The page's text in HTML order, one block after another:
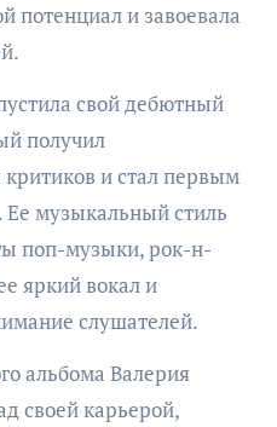
потенциал и завоевала
свой дебютный
получил
и стал первым
музыкальный стиль
поп-музыки, рок-н-
яркий вокал и
слушателей.
альбома Валерия
своей карьерой,